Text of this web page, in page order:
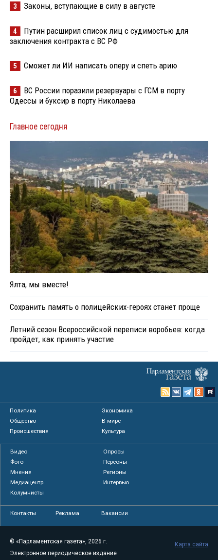
3 Законы, вступающие в силу в августе
4
Путин расширил список лиц с судимостью для
заключения контракта с ВС РФ
5 Сможет ли ИИ написать оперу и спеть арию
6
ВС России поразили резервуары с ГСМ в порту
Одессы и буксир в порту Николаева
Главное сегодня
Ялта, мы вместе!
Сохранить память о полицейских-героях станет проще
Летний сезон Всероссийской переписи воробьев: когда
пройдет, как принять участие
Политика
Экономика
Общество
В мире
Происшествия
Культура
Видео
Опросы
Фото
Персоны
Мнения
Регионы
Медиацентр
Интервью
Колумнисты
Контакты Реклама Вакансии
© «Парламентская газета», 2026 г.
Электронное периодическое издание
Карта сайта